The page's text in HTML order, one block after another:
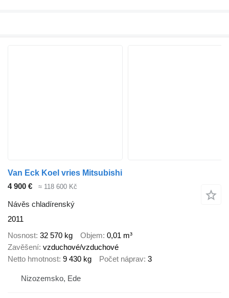
Van Eck Koel vries Mitsubishi
4 900 €
≈ 118 600 Kč
Návěs chladírenský
2011
Nosnost 32 570 kg Objem 0,01 m³
Zavěšení vzduchové/vzduchové
Netto hmotnost 9 430 kg Počet náprav 3
Nizozemsko, Ede